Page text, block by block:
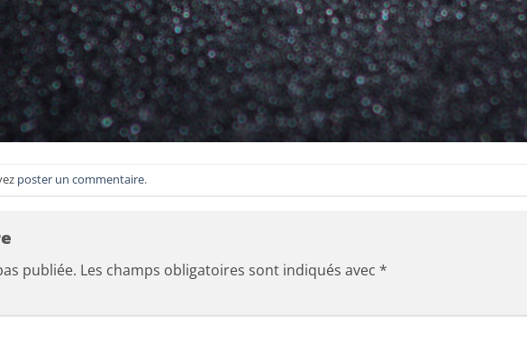
poster un commentaire.
publiée. Les champs obligatoires sont indiqués avec *